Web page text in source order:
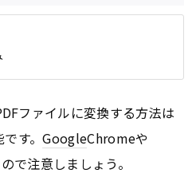
ファイルに変換する方法は
す。GoogleChromeや
で注意しましょう。